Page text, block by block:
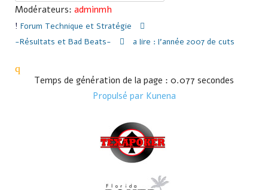
Modérateurs: adminmh
Forum Technique et Stratégie
-Résultats et Bad Beats-
a lire : l'année 2007 de cuts
Temps de génération de la page : 0.077 secondes
Propulsé par Kunena